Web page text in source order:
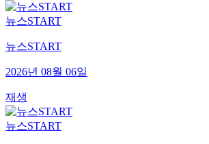
뉴스START
뉴스START
2026년 08월 06일
재생
뉴스START